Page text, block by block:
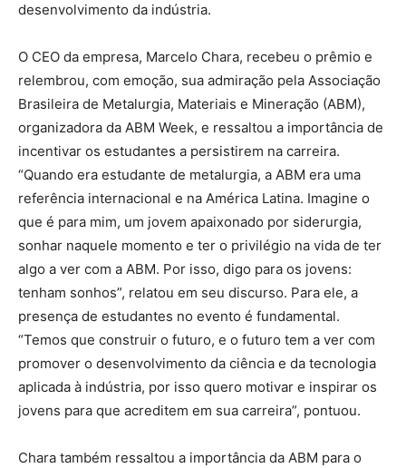
desenvolvimento da indústria.
O CEO da empresa, Marcelo Chara, recebeu o prêmio e
relembrou, com emoção, sua admiração pela Associação
Brasileira de Metalurgia, Materiais e Mineração (ABM),
organizadora da ABM Week, e ressaltou a importância de
incentivar os estudantes a persistirem na carreira.
“Quando era estudante de metalurgia, a ABM era uma
referência internacional e na América Latina. Imagine o
que é para mim, um jovem apaixonado por siderurgia,
sonhar naquele momento e ter o privilégio na vida de ter
algo a ver com a ABM. Por isso, digo para os jovens:
tenham sonhos”, relatou em seu discurso. Para ele, a
presença de estudantes no evento é fundamental.
“Temos que construir o futuro, e o futuro tem a ver com
promover o desenvolvimento da ciência e da tecnologia
aplicada à indústria, por isso quero motivar e inspirar os
jovens para que acreditem em sua carreira”, pontuou.
Chara também ressaltou a importância da ABM para o